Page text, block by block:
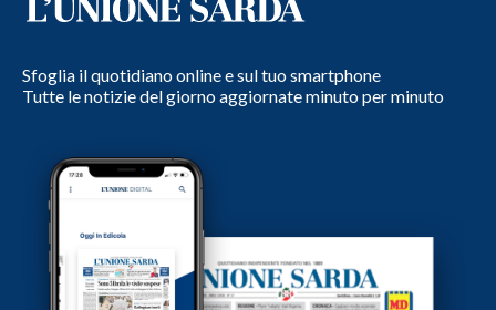
Sfoglia il quotidiano online e sul tuo smartphone
Tutte le notizie del giorno aggiornate minuto per minuto